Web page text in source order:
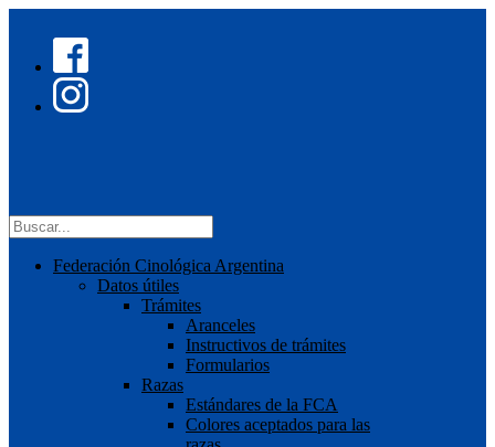
Federación Cinológica Argentina
Datos útiles
Trámites
Aranceles
Instructivos de trámites
Formularios
Razas
Estándares de la FCA
Colores aceptados para las